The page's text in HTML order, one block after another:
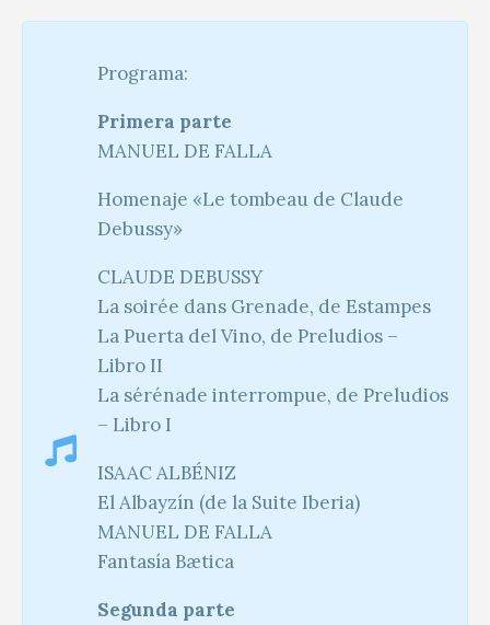
Programa:
Primera parte
MANUEL DE FALLA
Homenaje «Le tombeau de Claude
Debussy»
CLAUDE DEBUSSY
La soirée dans Grenade, de Estampes
La Puerta del Vino, de Preludios –
Libro II
La sérénade interrompue, de Preludios
– Libro I
ISAAC ALBÉNIZ
El Albayzín (de la Suite Iberia)
MANUEL DE FALLA
Fantasía Bætica
Segunda parte